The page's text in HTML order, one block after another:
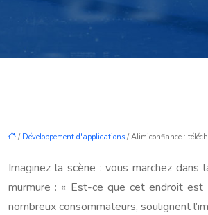
/ Développement d'applications / Alim’confiance :
Imaginez la scène : vous marchez
murmure : « Est-ce que cet endroit
nombreux consommateurs, soulignent